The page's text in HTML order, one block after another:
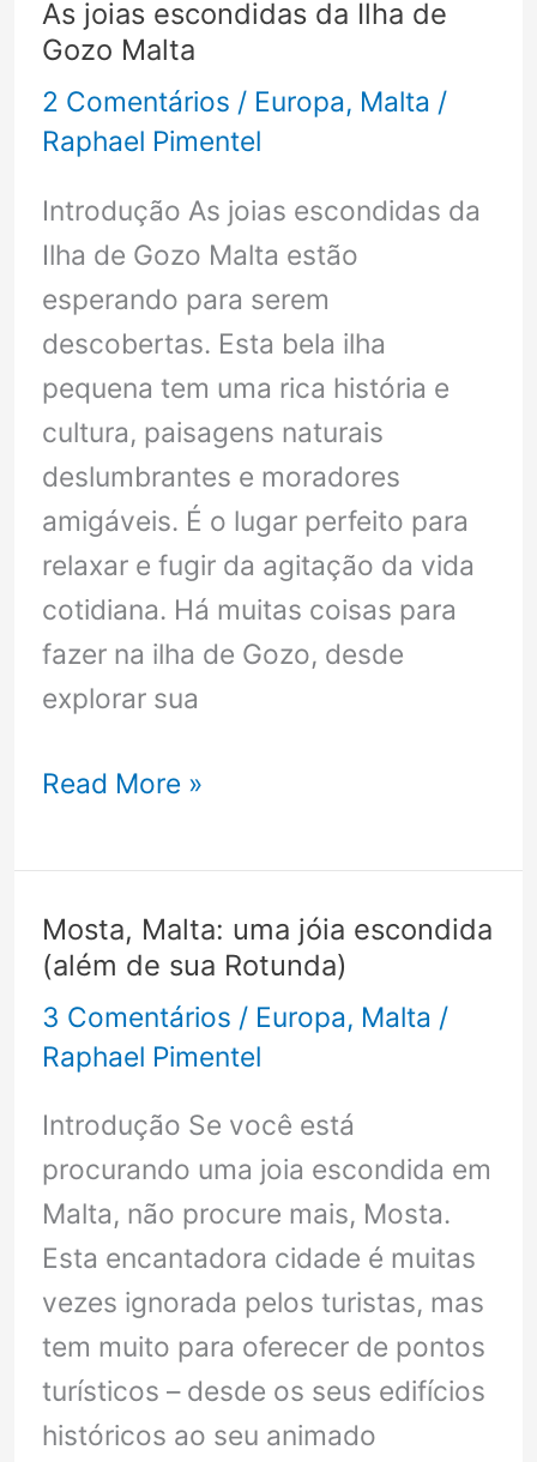
As joias escondidas da Ilha de
Gozo Malta
2 Comentários / Europa, Malta /
Raphael Pimentel
Introdução As joias escondidas da
Ilha de Gozo Malta estão
esperando para serem
descobertas. Esta bela ilha
pequena tem uma rica história e
cultura, paisagens naturais
deslumbrantes e moradores
amigáveis. É o lugar perfeito para
relaxar e fugir da agitação da vida
cotidiana. Há muitas coisas para
fazer na ilha de Gozo, desde
explorar sua
As
escondidas
da
Ilha
de
Gozo
Read More »
Mosta, Malta: uma jóia escondida
(além de sua Rotunda)
3 Comentários / Europa, Malta /
Raphael Pimentel
Introdução Se você está
procurando uma joia escondida em
Malta, não procure mais, Mosta.
Esta encantadora cidade é muitas
vezes ignorada pelos turistas, mas
tem muito para oferecer de pontos
turísticos – desde os seus edifícios
históricos ao seu animado